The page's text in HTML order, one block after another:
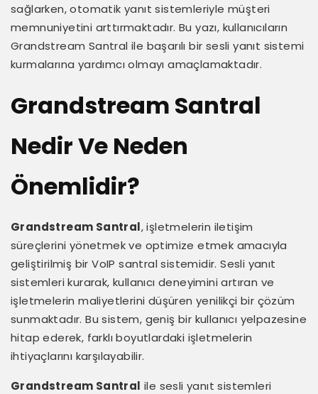
sağlarken, otomatik yanıt sistemleriyle müşteri
memnuniyetini arttırmaktadır. Bu yazı, kullanıcıların
Grandstream Santral ile başarılı bir sesli yanıt sistemi
kurmalarına yardımcı olmayı amaçlamaktadır.
Grandstream Santral
Nedir Ve Neden
Önemlidir?
Grandstream Santral, işletmelerin iletişim
süreçlerini yönetmek ve optimize etmek amacıyla
geliştirilmiş bir VoIP santral sistemidir. Sesli yanıt
sistemleri kurarak, kullanıcı deneyimini artıran ve
işletmelerin maliyetlerini düşüren yenilikçi bir çözüm
sunmaktadır. Bu sistem, geniş bir kullanıcı yelpazesine
hitap ederek, farklı boyutlardaki işletmelerin
ihtiyaçlarını karşılayabilir.
Grandstream Santral ile sesli yanıt sistemleri